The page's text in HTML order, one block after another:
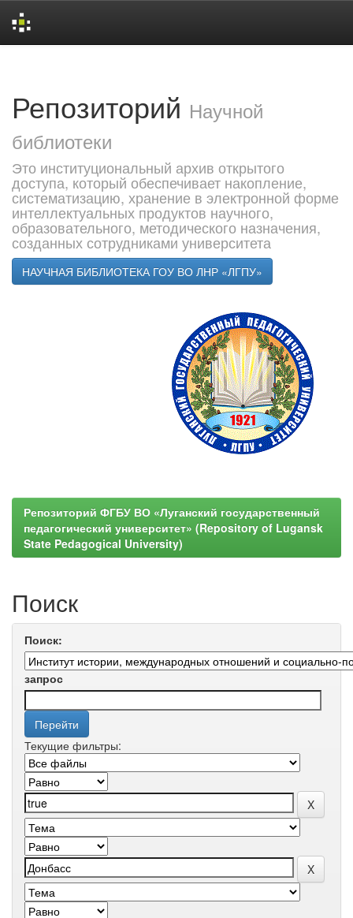
Репозиторий Научной
библиотеки
Это институциональный архив открытого
доступа, который обеспечивает накопление,
систематизацию, хранение в электронной форме
интеллектуальных продуктов научного,
образовательного, методического назначения,
созданных сотрудниками университета
НАУЧНАЯ БИБЛИОТЕКА ГОУ ВО ЛНР «ЛГПУ»
Репозиторий ФГБУ ВО «Луганский государственный
педагогический университет» (Repository of Lugansk
State Pedagogical University)
Поиск
Поиск:
запрос
Текущие фильтры: